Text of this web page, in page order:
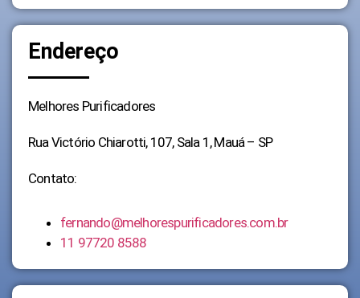
Endereço
Melhores Purificadores
Rua Victório Chiarotti, 107, Sala 1, Mauá – SP
Contato:
fernando@melhorespurificadores.com.br
11 97720 8588